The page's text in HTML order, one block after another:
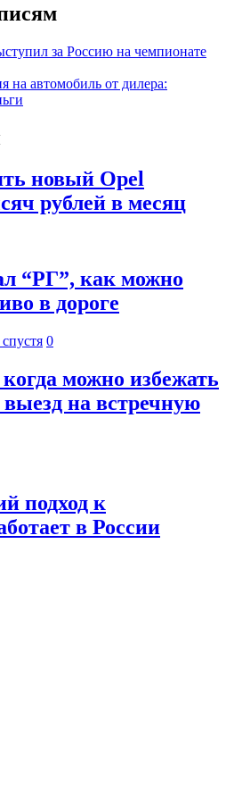
за Россию на чемпионате
на автомобиль от дилера:
новый Opel
рублей в месяц
“РГ”, как можно
в дороге
0
можно избежать
на встречную
подход к
в России